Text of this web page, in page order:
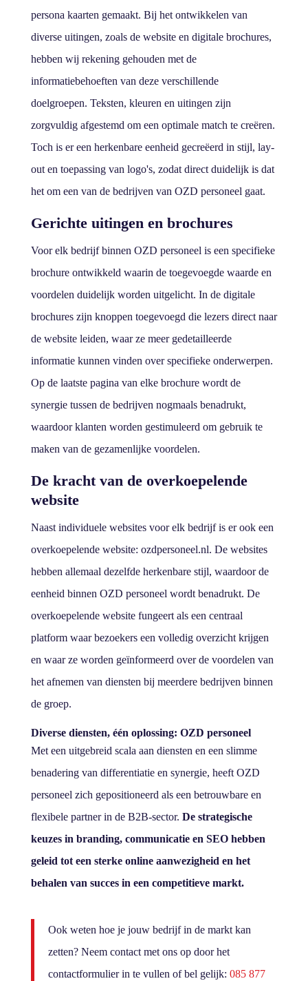
persona kaarten gemaakt. Bij het ontwikkelen van
diverse uitingen, zoals de website en digitale brochures,
hebben wij rekening gehouden met de
informatiebehoeften van deze verschillende
doelgroepen. Teksten, kleuren en uitingen zijn
zorgvuldig afgestemd om een optimale match te creëren.
Toch is er een herkenbare eenheid gecreëerd in stijl, lay-
out en toepassing van logo's, zodat direct duidelijk is dat
het om een van de bedrijven van OZD personeel gaat.
Gerichte uitingen en brochures
Voor elk bedrijf binnen OZD personeel is een specifieke
brochure ontwikkeld waarin de toegevoegde waarde en
voordelen duidelijk worden uitgelicht. In de digitale
brochures zijn knoppen toegevoegd die lezers direct naar
de website leiden, waar ze meer gedetailleerde
informatie kunnen vinden over specifieke onderwerpen.
Op de laatste pagina van elke brochure wordt de
synergie tussen de bedrijven nogmaals benadrukt,
waardoor klanten worden gestimuleerd om gebruik te
maken van de gezamenlijke voordelen.
De kracht van de overkoepelende
website
Naast individuele websites voor elk bedrijf is er ook een
overkoepelende website: ozdpersoneel.nl. De websites
hebben allemaal dezelfde herkenbare stijl, waardoor de
eenheid binnen OZD personeel wordt benadrukt. De
overkoepelende website fungeert als een centraal
platform waar bezoekers een volledig overzicht krijgen
en waar ze worden geïnformeerd over de voordelen van
het afnemen van diensten bij meerdere bedrijven binnen
de groep.
Diverse diensten, één oplossing: OZD personeel
Met een uitgebreid scala aan diensten en een slimme
benadering van differentiatie en synergie, heeft OZD
personeel zich gepositioneerd als een betrouwbare en
flexibele partner in de B2B-sector. De strategische
keuzes in branding, communicatie en SEO hebben
geleid tot een sterke online aanwezigheid en het
behalen van succes in een competitieve markt.
Ook weten hoe je jouw bedrijf in de markt kan
zetten? Neem contact met ons op door het
contactformulier in te vullen of bel gelijk: 085 877